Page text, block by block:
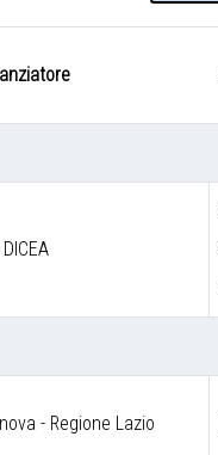
- Regione Lazio